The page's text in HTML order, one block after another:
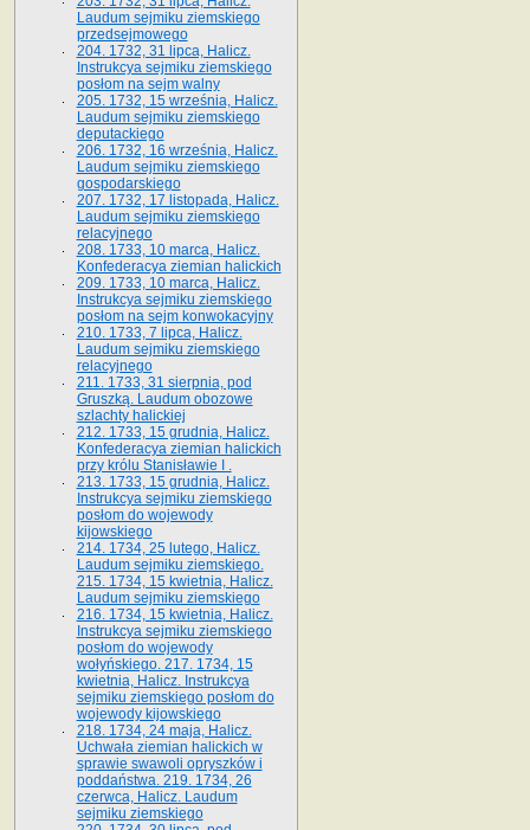
Laudum sejmiku ziemskiego
przedsejmowego
204. 1732, 31 lipca, Halicz.
Instrukcya sejmiku ziemskiego
posłom na sejm walny
205. 1732, 15 września, Halicz.
Laudum sejmiku ziemskiego
deputackiego
206. 1732, 16 września, Halicz.
Laudum sejmiku ziemskiego
gospodarskiego
207. 1732, 17 listopada, Halicz.
Laudum sejmiku ziemskiego
relacyjnego
208. 1733, 10 marca, Halicz.
Konfederacya ziemian halickich­
209. 1733, 10 marca, Halicz.
Instrukcya sejmiku ziemskiego
posłom na sejm konwokacyjny
210. 1733, 7 lipca, Halicz.
Laudum sejmiku ziemskiego
relacyjnego
211. 1733, 31 sierpnia, pod
Gruszką. Laudum obozowe
szlachty halickiej
212. 1733, 15 grudnia, Halicz.
Konfederacya ziemian halickich
przy królu Stanisławie I .
213. 1733, 15 grudnia, Halicz.
Instrukcya sejmiku ziemskiego
posłom do wojewody
kijowskiego
214. 1734, 25 lutego, Halicz.
Laudum sejmiku ziemskiego.
215. 1734, 15 kwietnia, Halicz.
Laudum sejmiku ziemskiego
216. 1734, 15 kwietnia, Halicz.
Instrukcya sejmiku ziemskiego
posłom do wojewody
wołyńskiego. 217. 1734, 15
kwietnia, Halicz. Instrukcya
sejmiku ziemskiego posłom do
wojewody kijowskiego
218. 1734, 24 maja, Halicz.
Uchwała ziemian halickich w
sprawie swawoli opryszków i
poddaństwa. 219. 1734, 26
czerwca, Halicz. Laudum
sejmiku ziemskiego